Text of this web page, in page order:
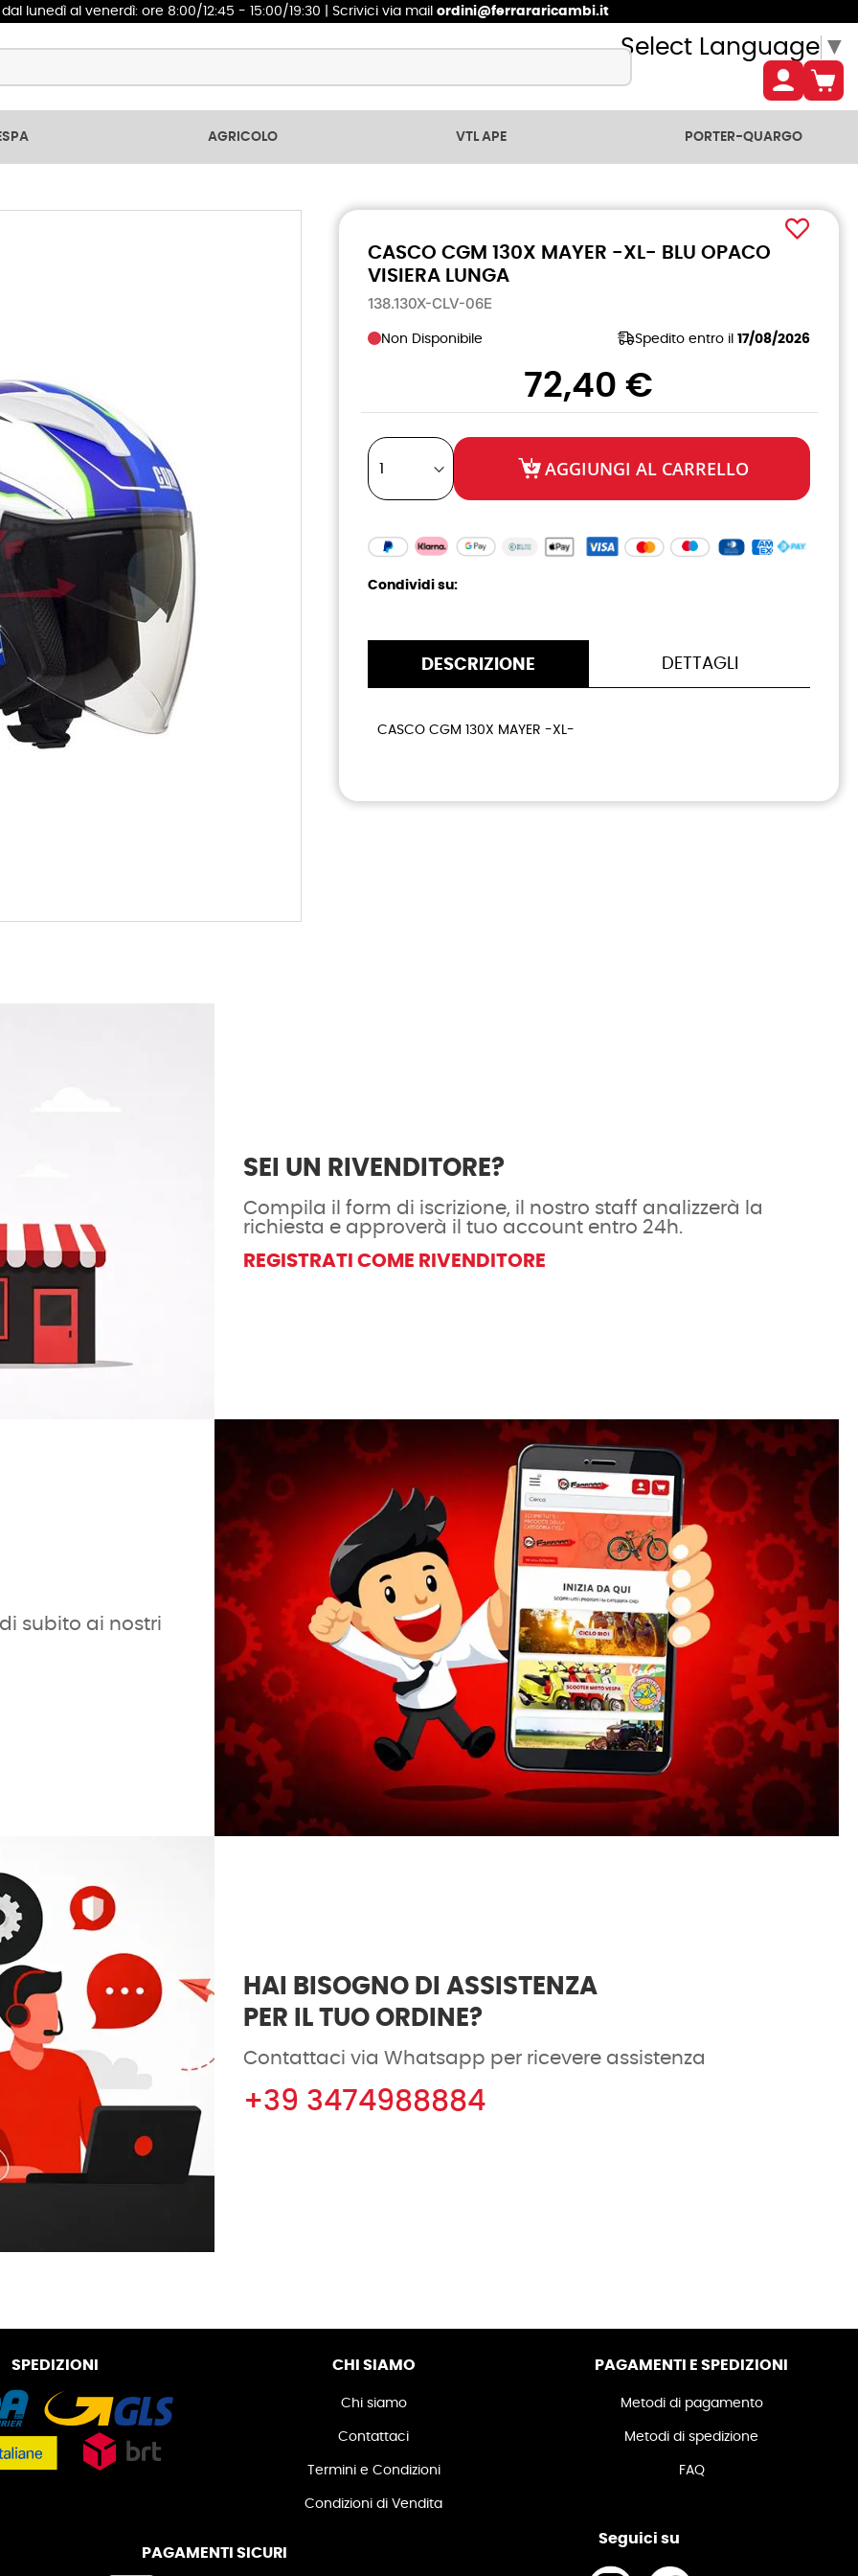
dal lunedì al venerdì: ore 8:00/12:45 - 15:00/19:30 | Scrivici via mail ordini@ferrararicambi.it
Select Language ▼
AGRICOLO VTL APE PORTER-QUARGO
CASCO CGM 130X MAYER -XL- BLU OPACO
VISIERA LUNGA
138.130X-CLV-06E
Non Disponibile Spedito entro il 17/08/2026
72,40 €
AGGIUNGI AL CARRELLO
Condividi su:
DESCRIZIONE
CASCO CGM 130X MAYER -XL-
DETTAGLI
SEI UN RIVENDITORE?
Compila il form di iscrizione, il nostro staff analizzerà la
richiesta e approverà il tuo account entro 24h.
REGISTRATI COME RIVENDITORE
subito ai nostri
HAI BISOGNO DI ASSISTENZA
PER IL TUO ORDINE?
Contattaci via Whatsapp per ricevere assistenza
+39 3474988884
SPEDIZIONI CHI SIAMO
Chi siamo
Contattaci
Termini e Condizioni
Condizioni di Vendita
PAGAMENTI E SPEDIZIONI
Metodi di pagamento
Metodi di spedizione
FAQ
PAGAMENTI SICURI
Seguici su